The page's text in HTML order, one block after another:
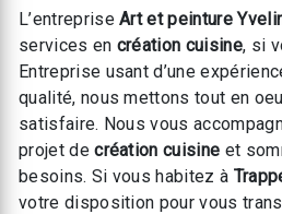
L’entrepriseArt et peinture
services en création cuisine, si
Entreprise usant d’une
qualité, nous mettons tout en
satisfaire. Nous vous
projet decréation cuisine et
besoins. Si vous habitez à
votre disposition pour vous